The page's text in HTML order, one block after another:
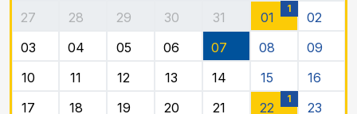
27 28 29 30 31 01
1
02
03
04 05 06 07 08
09
10
11 12 13 14 15
16
17
18 19 20 21 22
1
23